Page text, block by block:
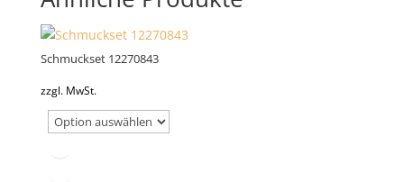
Schmuckset 12270843
zzgl. MwSt.